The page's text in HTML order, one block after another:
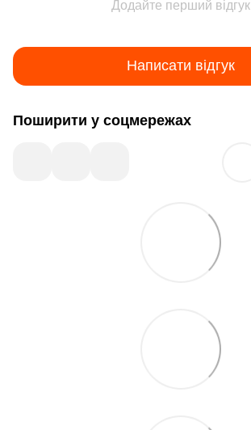
Додайте перший відгук
Написати відгук
Поширити у соцмережах